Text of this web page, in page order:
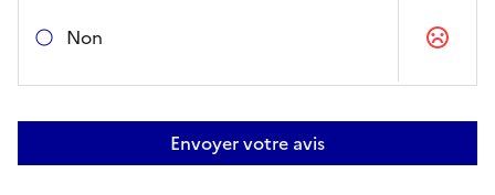
Non
Envoyer votre avis